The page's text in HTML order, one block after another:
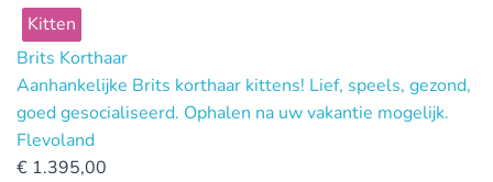
Kitten
Brits Korthaar
Aanhankelijke Brits korthaar kittens! Lief, speels, gezond,
goed gesocialiseerd. Ophalen na uw vakantie mogelijk.
Flevoland
€ 1.395,00